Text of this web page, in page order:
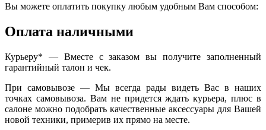
Вы можете оплатить покупку любым удобным Вам способом:
Оплата наличными
Курьеру* — Вместе с заказом вы получите заполненный
гарантийный талон и чек.
При самовывозе — Мы всегда рады видеть Вас в наших
точках самовывоза. Вам не придется ждать курьера, плюс в
салоне можно подобрать качественные аксессуары для Вашей
новой техники, примерив их прямо на месте.